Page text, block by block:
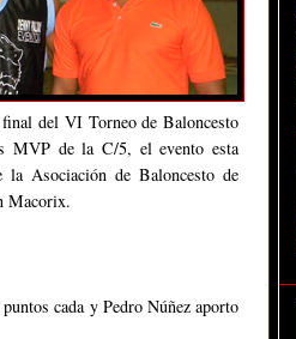
del VI Torneo de Baloncesto
MVP de la C/5, el evento esta
la Asociación de Baloncesto de
Macorix.
cada y Pedro Núñez aporto